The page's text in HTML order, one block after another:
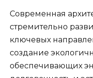
Современная
стремительно
ключевых
создание
обеспечивающих